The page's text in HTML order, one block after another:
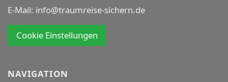
E-Mail: info@traumreise-sichern.de
Cookie Einstellungen
NAVIGATION